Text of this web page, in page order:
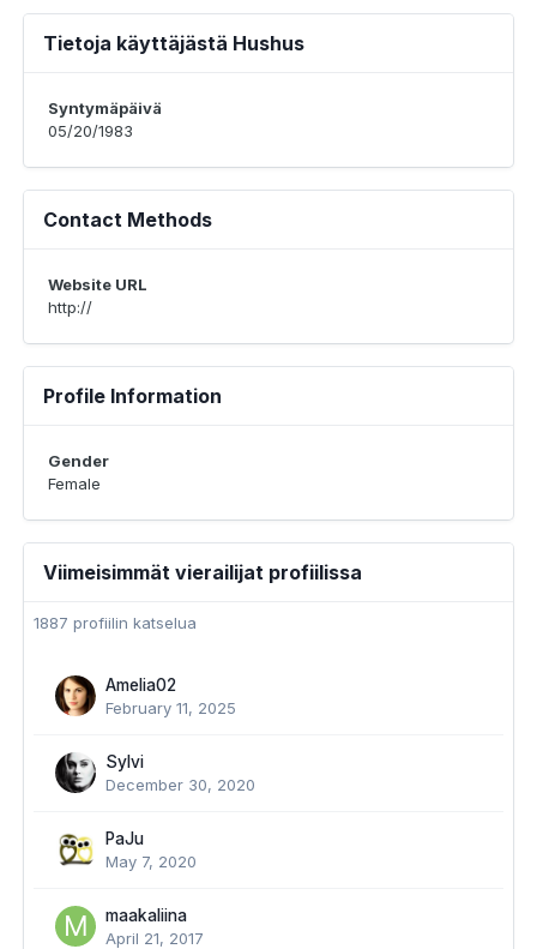
Tietoja käyttäjästä Hushus
Syntymäpäivä
05/20/1983
Contact Methods
Website URL
http://
Profile Information
Gender
Female
Viimeisimmät vierailijat profiilissa
1887 profiilin katselua
Amelia02
February 11, 2025
Sylvi
December 30, 2020
PaJu
May 7, 2020
maakaliina
April 21, 2017